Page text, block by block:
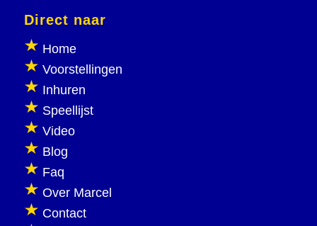
Direct naar
Home
Voorstellingen
Inhuren
Speellijst
Video
Blog
Faq
Over Marcel
Contact